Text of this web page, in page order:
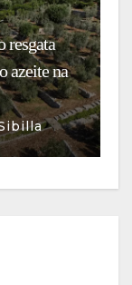
resgata
azeite na